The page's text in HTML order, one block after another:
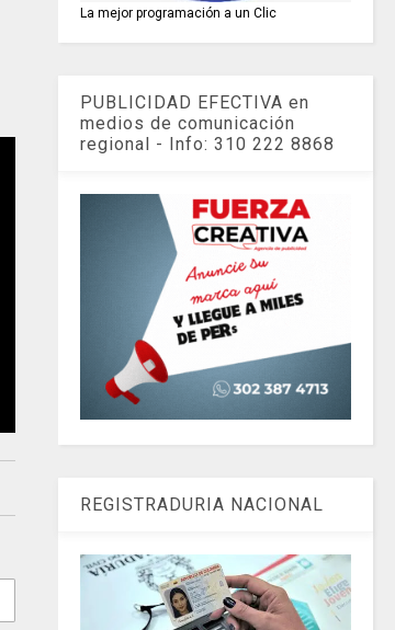
La mejor programación a un Clic
PUBLICIDAD EFECTIVA en
medios de comunicación
regional - Info: 310 222 8868
REGISTRADURIA NACIONAL